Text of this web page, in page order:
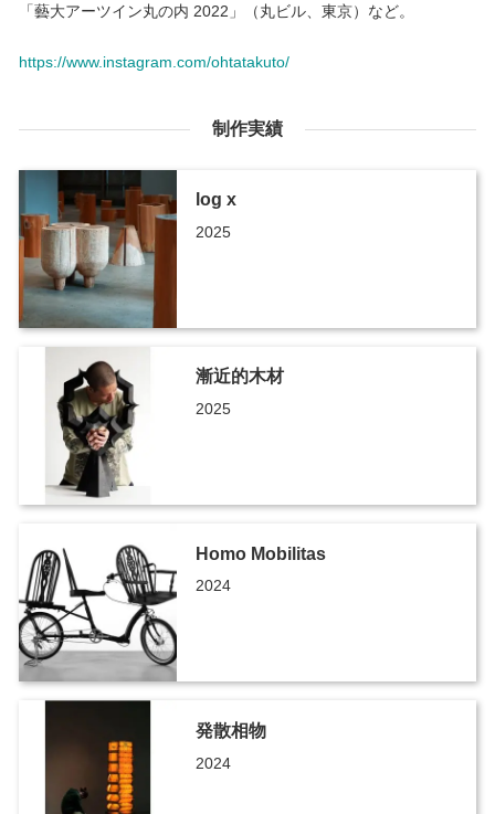
「藝大アーツイン丸の内 2022」（丸ビル、東京）など。
https://www.instagram.com/ohtatakuto/
制作実績
log x
2025
漸近的木材
2025
Homo Mobilitas
2024
発散相物
2024